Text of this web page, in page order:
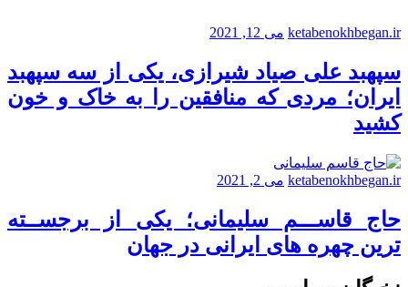
ketabenokhbegan.ir می 12, 2021
سپهبد علی صیاد شیرازی، یکی از سه سپهبد
ایران؛ مردی که منافقین را به خاک و خون
کشید
ketabenokhbegan.ir می 2, 2021
حاج قاســـم سلیمانی؛ یکی از برجســته
ترین چهره های ایرانی در جهان